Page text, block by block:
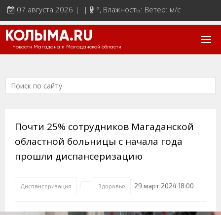
07 августа 2026 | | °, Влажность: Ветер: м/с
КОЛЫМА.RU
Новости Магадана и Магаданской области
Почти 25% сотрудников Магаданской
областной больницы с начала года
прошли диспансеризацию
Диспансеризация Здоровье 29 март 2024 18:00